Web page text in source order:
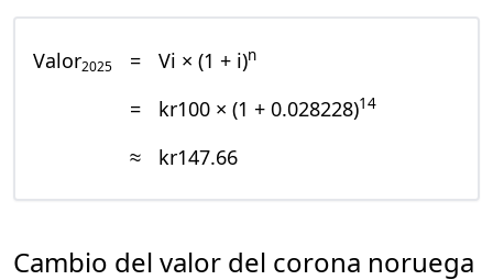
Valor2025 = Vi × (1 + i)n
= kr100 × (1 + 0.028228)14
≈ kr147.66
Cambio del valor del corona noruega